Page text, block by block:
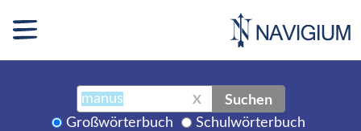
X Suchen
Großwörterbuch Schulwörterbuch